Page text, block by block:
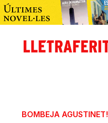
BOMBEJA AGUSTINET!